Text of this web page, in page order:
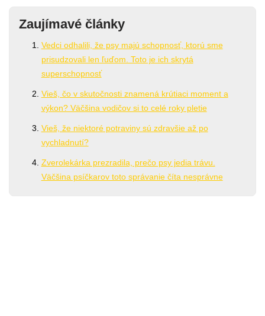
Zaujímavé články
Vedci odhalili, že psy majú schopnosť, ktorú sme
prisudzovali len ľuďom. Toto je ich skrytá
superschopnosť
Vieš, čo v skutočnosti znamená krútiaci moment a
výkon? Väčšina vodičov si to celé roky pletie
Vieš, že niektoré potraviny sú zdravšie až po
vychladnutí?
Zverolekárka prezradila, prečo psy jedia trávu.
Väčšina psíčkarov toto správanie číta nesprávne